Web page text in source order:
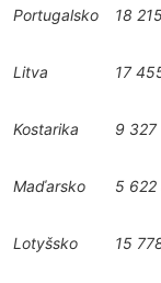
Portugalsko 18
Litva 17
Kostarika 9 327
Maďarsko 5 622
Lotyšsko 15